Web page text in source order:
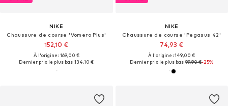
NIKE
Chaussure de course 'Vomero Plus'
152,10 €
À l'origine : 169,00 €
Dernier prix le plus bas :134,10 €
NIKE
Chaussure de course 'Pegasus 42'
74,93 €
À l'origine : 149,00 €
Dernier prix le plus bas :99,90 €-25%